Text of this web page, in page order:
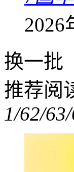
2026
换一批
推荐阅
1/62/6